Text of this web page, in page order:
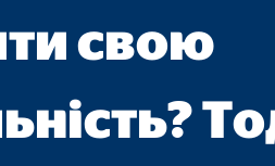
свою
Ireland Ltd.
інтерактивних карт Google